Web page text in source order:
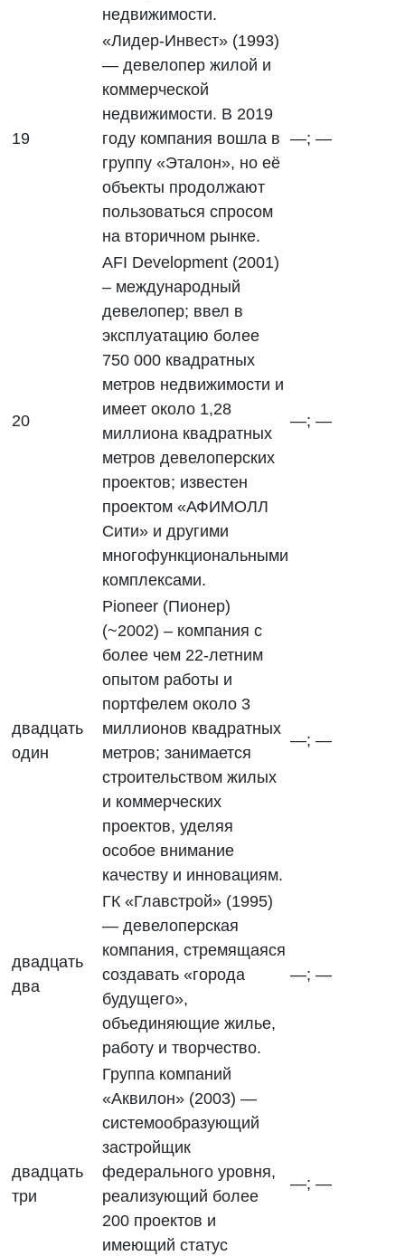
недвижимости.
19
«Лидер-Инвест» (1993)
— девелопер жилой и
коммерческой
недвижимости. В 2019
году компания вошла в
группу «Эталон», но её
объекты продолжают
пользоваться спросом
на вторичном рынке.
—; —
20
AFI Development (2001)
– международный
девелопер; ввел в
эксплуатацию более
750 000 квадратных
метров недвижимости и
имеет около 1,28
миллиона квадратных
метров девелоперских
проектов; известен
проектом «АФИМОЛЛ
Сити» и другими
многофункциональными
комплексами.
—; —
двадцать
один
Pioneer (Пионер)
(~2002) – компания с
более чем 22-летним
опытом работы и
портфелем около 3
миллионов квадратных
метров; занимается
строительством жилых
и коммерческих
проектов, уделяя
особое внимание
качеству и инновациям.
—; —
двадцать
два
ГК «Главстрой» (1995)
— девелоперская
компания, стремящаяся
создавать «города
будущего»,
объединяющие жилье,
работу и творчество.
—; —
двадцать
три
Группа компаний
«Аквилон» (2003) —
системообразующий
застройщик
федерального уровня,
реализующий более
200 проектов и
имеющий статус
—; —